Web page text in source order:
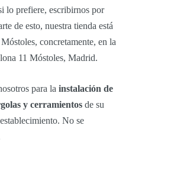
lo prefiere, escribirnos por
de esto, nuestra tienda está
concretamente, en la
11 Móstoles, Madrid.
para la instalación de
y cerramientos de su
No se